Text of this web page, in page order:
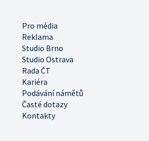
Pro média
Reklama
Studio Brno
Studio Ostrava
Rada ČT
Kariéra
Podávání námětů
Časté dotazy
Kontakty